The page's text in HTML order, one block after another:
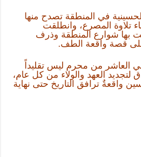
في المنطقة تصدح منها
تلاوة المصرع، وانطلقت
شوارع المنطقة وذرف
قصة واقعة الطف.
العاشر من محرم ليس تقليداً
لتجديد العهد والولاء من كل عام،
واقعةٌ ترافق التاريخ حتى نهاية